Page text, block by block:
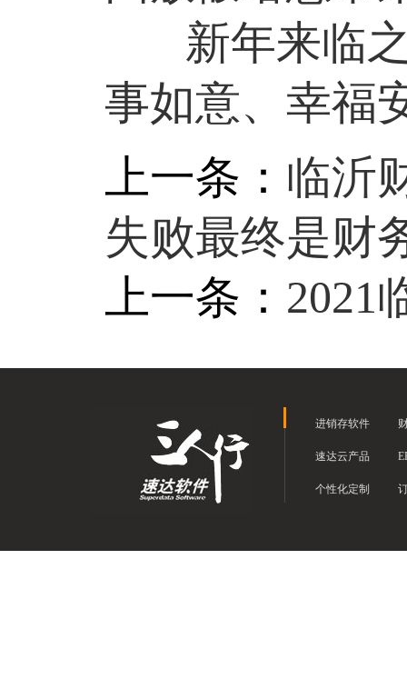
新年来临
事如意、幸福
上一条： 临沂
失败最终是财
上一条： 2021
进销存软件
速达云产品
个性化定制